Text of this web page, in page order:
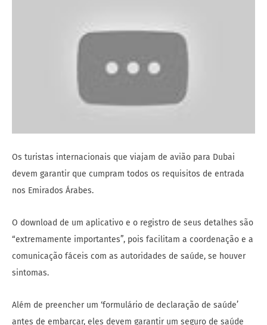
Os turistas internacionais que viajam de avião para Dubai
devem garantir que cumpram todos os requisitos de entrada
nos Emirados Árabes.
O download de um aplicativo e o registro de seus detalhes são
“extremamente importantes”, pois facilitam a coordenação e a
comunicação fáceis com as autoridades de saúde, se houver
sintomas.
Além de preencher um ‘formulário de declaração de saúde’
antes de embarcar, eles devem garantir um seguro de saúde